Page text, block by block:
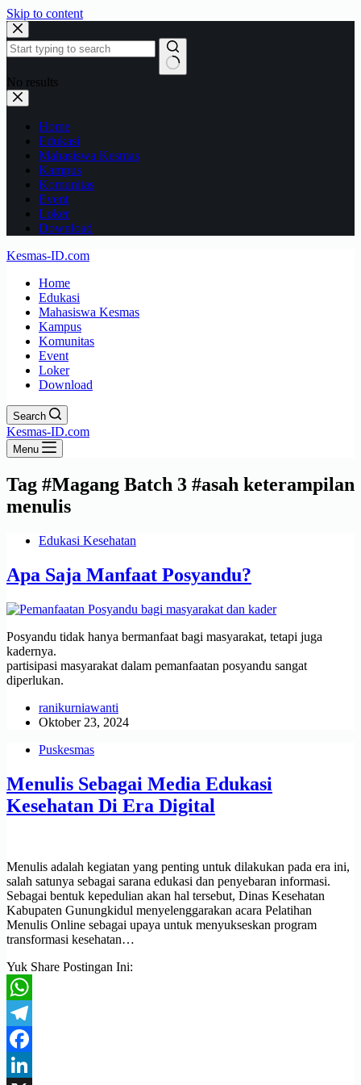
Skip to content
No results
Home
Edukasi
Mahasiswa Kesmas
Kampus
Komunitas
Event
Loker
Download
Kesmas-ID.com
Home
Edukasi
Mahasiswa Kesmas
Kampus
Komunitas
Event
Loker
Download
Search
Kesmas-ID.com
Menu
Tag #Magang Batch 3 #asah keterampilan
menulis
Edukasi Kesehatan
Apa Saja Manfaat Posyandu?
Posyandu tidak hanya bermanfaat bagi masyarakat, tetapi juga
kadernya.
partisipasi masyarakat dalam pemanfaatan posyandu sangat
diperlukan.
ranikurniawanti
Oktober 23, 2024
Puskesmas
Menulis Sebagai Media Edukasi
Kesehatan Di Era Digital
Menulis adalah kegiatan yang penting untuk dilakukan pada era ini,
salah satunya sebagai sarana edukasi dan penyebaran informasi.
Sebagai bentuk kepedulian akan hal tersebut, Dinas Kesehatan
Kabupaten Gunungkidul menyelenggarakan acara Pelatihan
Menulis Online sebagai upaya untuk menyukseskan program
transformasi kesehatan…
Yuk Share Postingan Ini:
WhatsApp
Telegram
Facebook